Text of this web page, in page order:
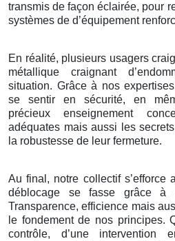
transmis de façon éclairée, pour
systèmes de d’équipement
En réalité, plusieurs usagers
métallique craignant
situation. Grâce à nos
se sentir en sécurité, en
précieux enseignement
adéquates mais aussi les
la robustesse de leur fermeture.
Au final, notre collectif s’efforce
déblocage se fasse grâce à
Transparence, efficience mais
le fondement de nos principes.
contrôle, d’une intervention